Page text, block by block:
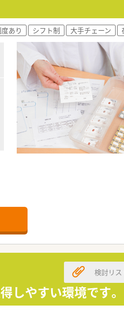
と安心して長く勤務いただけま
ルでサポートする姿勢を大切にし
せる非常に勢いのある法人となり
ートの充実を求める方に最適で
たい薬剤師様に非常にお勧めで
高い方に適した求人内容となり
あり シフト制 大手チェーン
。
しやすい環境です。
検討リス